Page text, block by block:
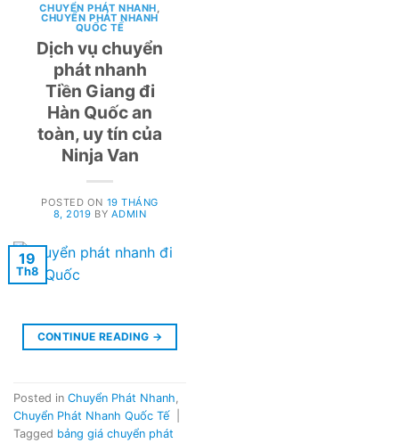
CHUYỂN PHÁT NHANH
CHUYỂN PHÁT NHANH
QUỐC TẾ
Dịch vụ chuyển
phát nhanh
Tiền Giang đi
Hàn Quốc an
toàn, uy tín của
Ninja Van
POSTED ON 19 THÁNG
8, 2019 BY ADMIN
19
Th8
CONTINUE READING →
Posted in Chuyển Phát Nhanh
Chuyển Phát Nhanh Quốc Tế
Tagged bảng giá chuyển phát